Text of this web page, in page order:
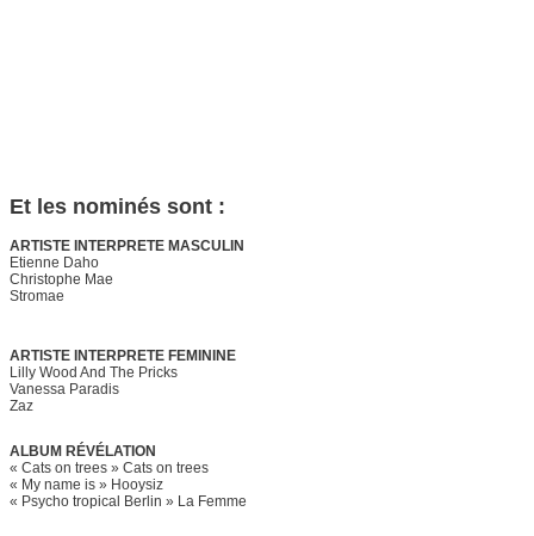
Et les nominés sont :
ARTISTE INTERPRETE MASCULIN
Etienne Daho
Christophe Mae
Stromae
ARTISTE INTERPRETE FEMININE
Lilly Wood And The Pricks
Vanessa Paradis
Zaz
ALBUM RÉVÉLATION
« Cats on trees » Cats on trees
« My name is » Hooysiz
« Psycho tropical Berlin » La Femme